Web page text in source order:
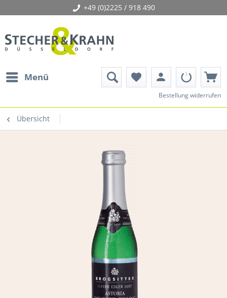
+49 (0)2225 / 918 490
Menü favorite person
Bestellung widerrufen
Übersicht